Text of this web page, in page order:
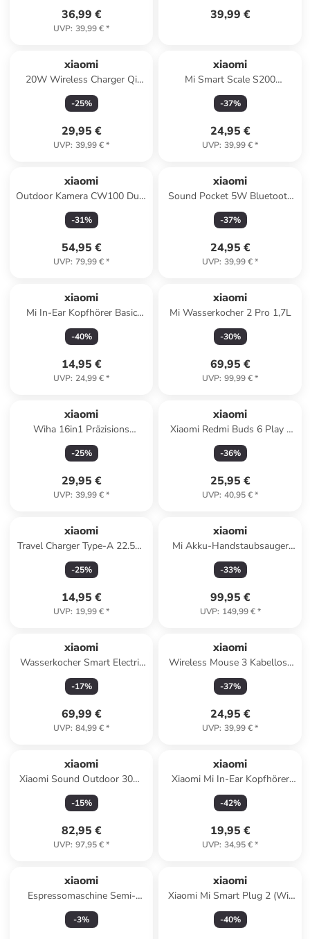
36,99 €
UVP: 39,99 €*
39,99 €
xiaomi
20W Wireless Charger Qi
Ladestation
-25%
29,95 €
UVP: 39,99 €*
xiaomi
Mi Smart Scale S200
Dunkelgrau EU
-37%
24,95 €
UVP: 39,99 €*
xiaomi
Outdoor Kamera CW100 Dual
White EU
-31%
54,95 €
UVP: 79,99 €*
xiaomi
Sound Pocket 5W Bluetooth
Lautsprecher
-37%
24,95 €
UVP: 39,99 €*
xiaomi
Mi In-Ear Kopfhörer Basic
3.5mm
-40%
14,95 €
UVP: 24,99 €*
xiaomi
Mi Wasserkocher 2 Pro 1,7L
-30%
69,95 €
UVP: 99,99 €*
xiaomi
Wiha 16in1 Präzisions
Schraubendreher Set
-25%
29,95 €
UVP: 39,99 €*
xiaomi
Xiaomi Redmi Buds 6 Play -
In-Ear Kopfhörer, 36h
Akkulaufzeit in Rosa
-36%
25,95 €
UVP: 40,95 €*
xiaomi
Travel Charger Type-A 22.5W
EU
-25%
14,95 €
UVP: 19,99 €*
xiaomi
Mi Akku-Handstaubsauger
P30
-33%
99,95 €
UVP: 149,99 €*
xiaomi
Wasserkocher Smart Electric
Hot Water Dispenser
(BHR8993EU) in weiß
-17%
69,99 €
UVP: 84,99 €*
xiaomi
Wireless Mouse 3 Kabellose
Maus
-37%
24,95 €
UVP: 39,99 €*
xiaomi
Xiaomi Sound Outdoor 30W
Tragbarer Bluetooth
Lautsprecher Blau in Blau
-15%
82,95 €
UVP: 97,95 €*
xiaomi
Xiaomi Mi In-Ear Kopfhörer
Basic Mattsilber in Silber
-42%
19,95 €
UVP: 34,95 €*
xiaomi
Espressomaschine Semi-
automatic Espresso Machine
in silber
-3%
xiaomi
Xiaomi Mi Smart Plug 2 (Wi-
Fi) Weiß in Weiß
-40%